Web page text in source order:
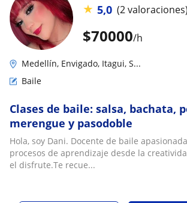
$70000/h
★ 5,0 (2 valoraciones)
Medellín, Envigado, Itagui, S...
Baile
Clases de baile: salsa, bachata,
merengue y pasodoble
Hola, soy Dani. Docente de baile
procesos de aprendizaje desde la
el disfrute.Te recue...